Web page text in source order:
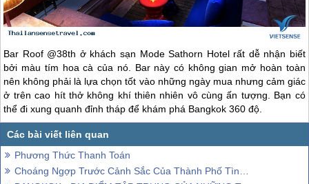
Trụ Sở Tại Hà Nội:Số 88 Xã Đàn – Quận Đống Đa – Hà Nội
Email: Info@vietsensetravel.com, Website: Todata.vn,
Giấy chứng nhận đăng ký kinh doanh số: 0104731205 do Sở kế hoạch
và đầu tư TP Hà Nội cấp ngày 03/06/2010 Giấy phép lữ hành Quốc Tế
số: 01-687/2014/TCDL-GP LHQT
CHẤP NHẬN THANH TOÁN